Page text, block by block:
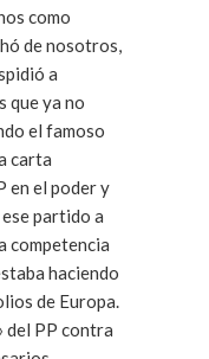
como
de nosotros,
a
que ya no
el famoso
carta
en el poder y
partido a
competencia
haciendo
de Europa.
del PP contra